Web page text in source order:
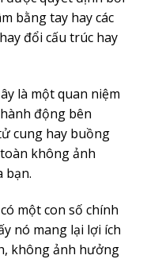
bằng tay hay các
đổi cấu trúc hay
là một quan niệm
động bên
cung hay buồng
không ảnh
bạn.
một con số chính
nó mang lại lợi ích
không ảnh hưởng